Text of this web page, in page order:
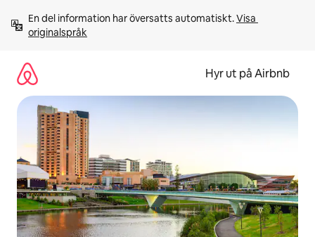
innehåll
En del information har översatts automatiskt. Visa
originalspråk
Hyr ut på Airbnb